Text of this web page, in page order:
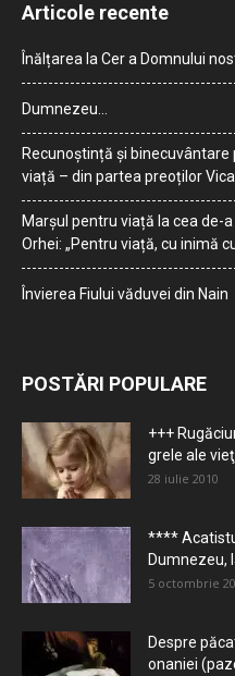
Articole recente
Înălțarea la Cer a Domnului
Dumnezeu…
Recunoștință și
viață – din partea preoților
Marșul pentru viață la cea de-a
Orhei: „Pentru viață, cu inimă
Învierea Fiului văduvei din Nain
POSTĂRI POPULARE
+++
grele ale
28 iulie 2010
****
Dumnezeu,
5 octombrie
Despre
onaniei